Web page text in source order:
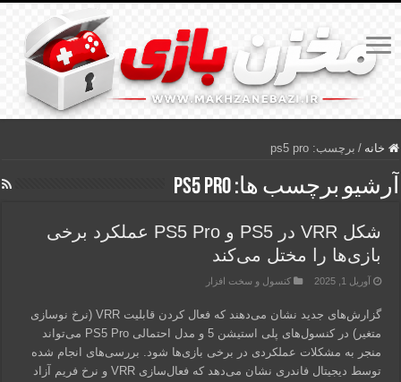
خانه / برچسب:ps5 pro
آرشیو برچسب ها:ps5 pro
شکل VRR در PS5 و PS5 Pro عملکرد برخی
بازی‌ها را مختل می‌کند
آوریل 1, 2025 کنسول و سخت افزار
گزارش‌های جدید نشان می‌دهند که فعال کردن قابلیت VRR (نرخ نوسازی
متغیر) در کنسول‌های پلی استیشن 5 و مدل احتمالی PS5 Pro می‌تواند
منجر به مشکلات عملکردی در برخی بازی‌ها شود. بررسی‌های انجام شده
توسط دیجیتال فاندری نشان می‌دهد که فعال‌سازی VRR و نرخ فریم آزاد